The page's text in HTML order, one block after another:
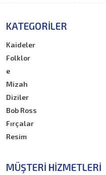
KATEGORILER
Kaideler
Folklor
e
Mizah
Diziler
Bob Ross
Fırçalar
Resim
MÜŞTERI HIZMETLERI